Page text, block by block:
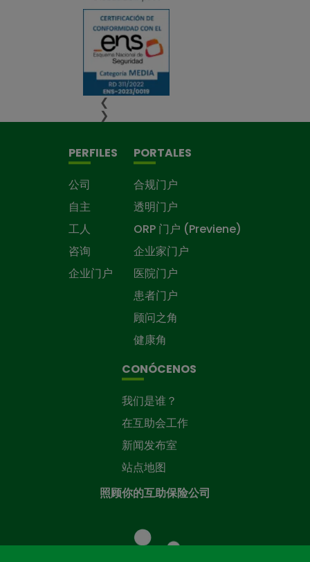
❮
❯
PERFILES
公司
自主
工人
咨询
企业门户
PORTALES
合规门户
透明门户
ORP 门户 (Previene)
企业家门户
医院门户
患者门户
顾问之角
健康角
CONÓCENOS
我们是谁？
在互助会工作
新闻发布室
站点地图
照顾你的互助保险公司